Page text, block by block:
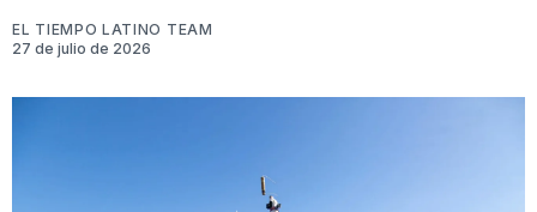
EL TIEMPO LATINO TEAM
27 de julio de 2026